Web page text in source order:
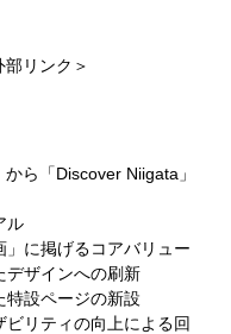
部リンク＞
ら「Discover Niigata」
ル
」に掲げるコアバリュー
デザインへの刷新
特設ページの新設
リティの向上による回